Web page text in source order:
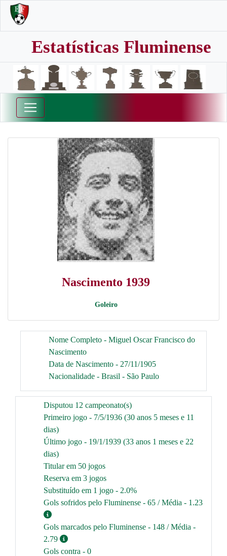
Estatísticas Fluminense
Nascimento 1939
Goleiro
Nome Completo - Miguel Oscar Francisco do
Nascimento
Data de Nascimento - 27/11/1905
Nacionalidade - Brasil - São Paulo
Disputou 12 campeonato(s)
Primeiro jogo - 7/5/1936 (30 anos 5 meses e 11
dias)
Último jogo - 19/1/1939 (33 anos 1 meses e 22
dias)
Titular em 50 jogos
Reserva em 3 jogos
Substituído em 1 jogo - 2.0%
Gols sofridos pelo Fluminense - 65 / Média - 1.23
Gols marcados pelo Fluminense - 148 / Média -
2.79
Gols contra - 0